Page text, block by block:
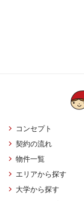
コンセプト
契約の流れ
物件一覧
エリアから探す
大学から探す